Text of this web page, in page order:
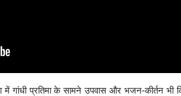
में गांधी प्रतिमा के सामने उपवास और भजन-कीर्तन